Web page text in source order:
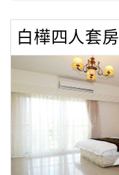
客
服
聯
上
白樺四人套房